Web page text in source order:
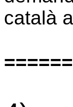
català